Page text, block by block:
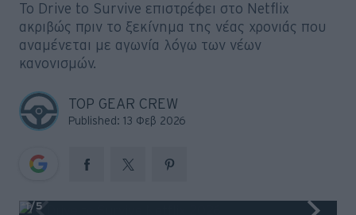
Το Drive to Survive επιστρέφει στο Netflix
ακριβώς πριν το ξεκίνημα της νέας χρονιάς που
αναμένεται με αγωνία λόγω των νέων
κανονισμών.
TOP GEAR CREW
Published: 13 Φεβ 2026
1/5
Viral
Big Reads
Retro
Moto
Gaming
Συνεντεύξεις